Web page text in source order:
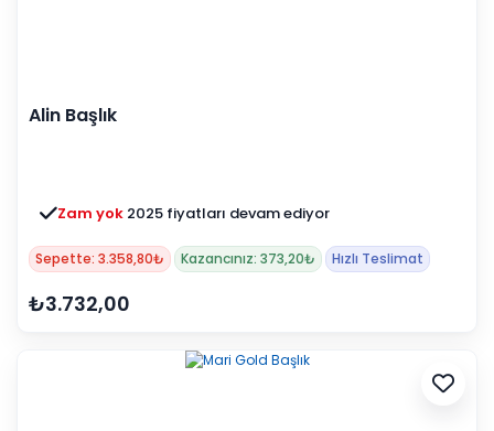
Alin Başlık
Zam yok 2025 fiyatları devam ediyor
Sepette: 3.358,80₺ Kazancınız: 373,20₺ Hızlı Teslimat
₺3.732,00